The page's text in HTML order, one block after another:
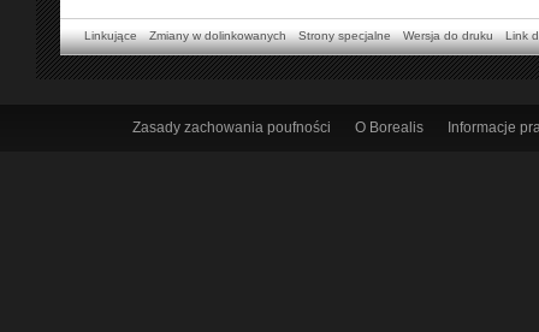
Linkujące Zmiany w dolinkowanych Strony specjalne Wersja do druku Link
Zasady zachowania poufności O Borealis Informacje